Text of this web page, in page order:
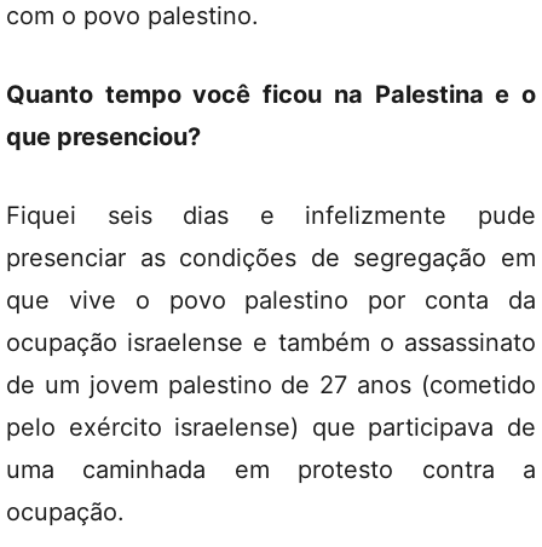
com o povo palestino.
Quanto tempo você ficou na Palestina e o
que presenciou?
Fiquei seis dias e infelizmente pude
presenciar as condições de segregação em
que vive o povo palestino por conta da
ocupação israelense e também o assassinato
de um jovem palestino de 27 anos (cometido
pelo exército israelense) que participava de
uma caminhada em protesto contra a
ocupação.